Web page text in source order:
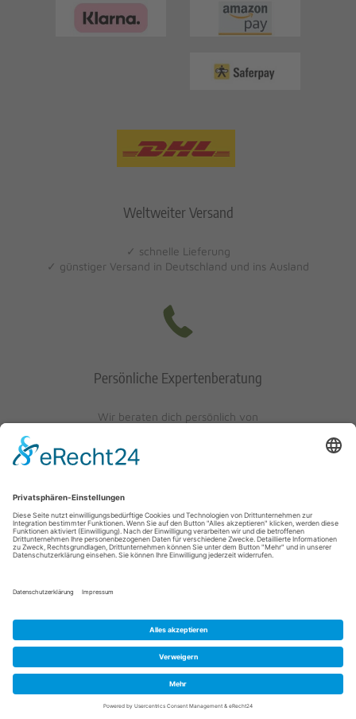
Weltweiter Versand
✓ schnelle Lieferung
✓ günstiger Versand in Deutschland und ins Ausland
Persönliche Expertenberatung
Wir beraten dich persönlich von
0621/405401-10
© 2023 Schuh-Keller KG | Wredestraße 10 | D-67059
Ludwigshafen/Rhein | info@schuh-keller.de | Tel. 0621/405401-10